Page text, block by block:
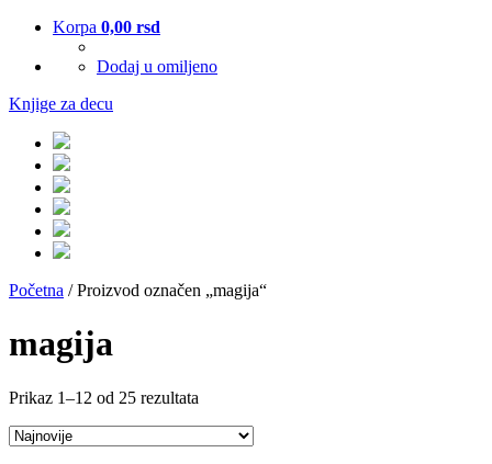
Korpa 0,00 rsd
Dodaj u omiljeno
Knjige za decu
Početna / Proizvod označen „magija“
magija
Prikaz 1–12 od 25 rezultata